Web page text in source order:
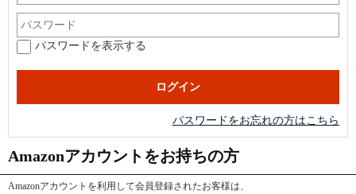
パスワードを表示する
パスワードをお忘れの方はこちら
Amazonアカウントをお持ちの方
Amazonアカウントを利用して会員登録されたお客様は、